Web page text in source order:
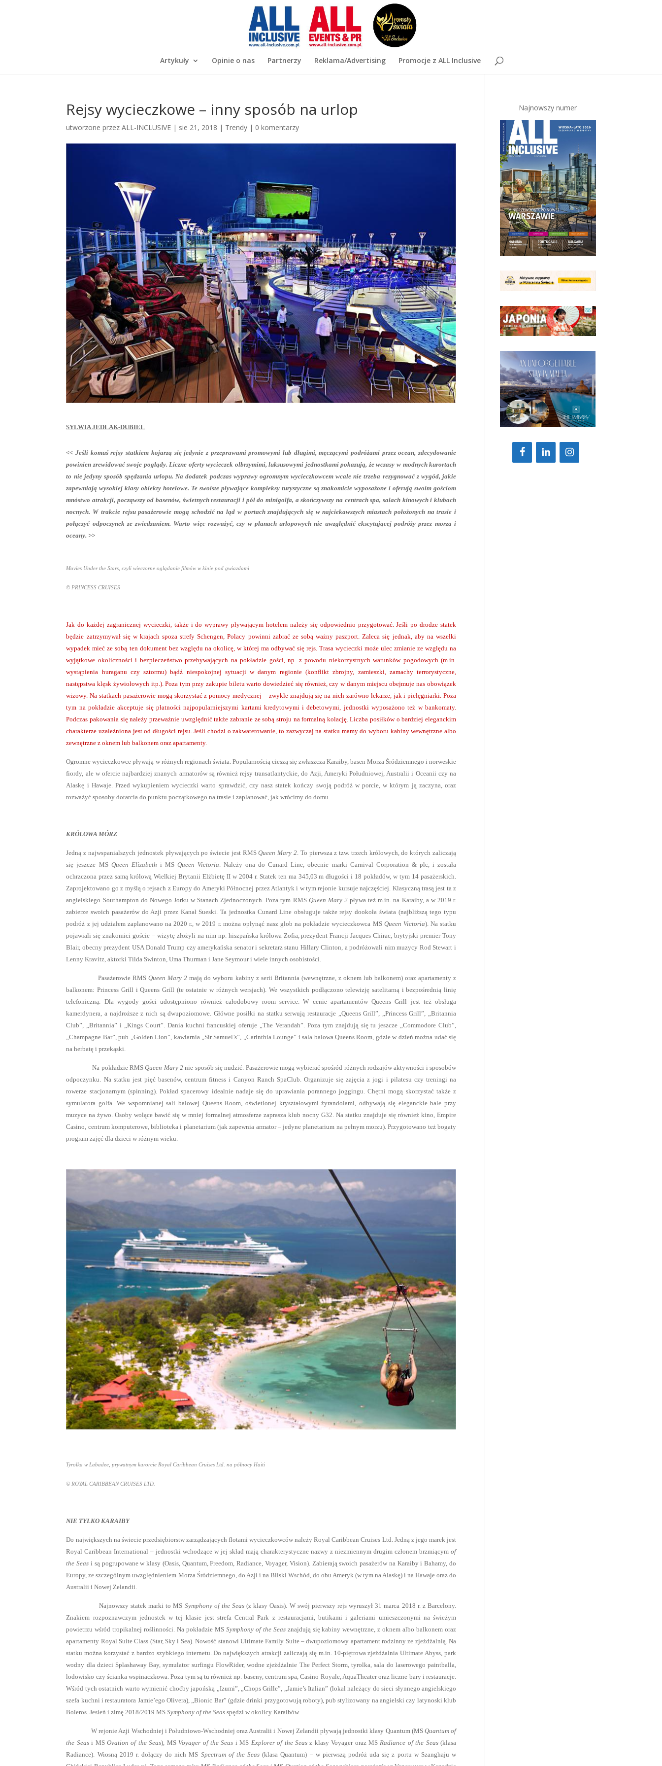
Artykuły Opinie o nas Partnerzy Reklama/Advertising Promocje z ALL Inclusive
Rejsy wycieczkowe – inny sposób na urlop
utworzone przezALL-INCLUSIVE | sie 21, 2018 | Trendy | 0 komentarzy
SYLWIA JEDLAK-DUBIEL
<< Jeśli komuś rejsy statkiem kojarzą się jedynie z przeprawami promowymi lub długimi, męczącymi podróżami przez ocean, zdecydowanie
powinien zrewidować swoje poglądy. Liczne oferty wycieczek olbrzymimi, luksusowymi jednostkami pokazują, że wczasy w modnych kurortach
to nie jedyny sposób spędzania urlopu. Na dodatek podczas wyprawy ogromnym wycieczkowcem wcale nie trzeba rezygnować z wygód, jakie
zapewniają wysokiej klasy obiekty hotelowe. Te swoiste pływające kompleksy turystyczne są znakomicie wyposażone i oferują swoim gościom
mnóstwo atrakcji, począwszy od basenów, świetnych restauracji i pól do minigolfa, a skończywszy na centrach spa, salach kinowych i klubach
nocnych. W trakcie rejsu pasażerowie mogą schodzić na ląd w portach znajdujących się w najciekawszych miastach położonych na trasie i
połączyć odpoczynek ze zwiedzaniem. Warto więc rozważyć, czy w planach urlopowych nie uwzględnić ekscytującej podróży przez morza i
oceany. >>
Movies Under the Stars, czyli wieczorne oglądanie filmów w kinie pod gwiazdami
© PRINCESS CRUISES
Jak do każdej zagranicznej wycieczki, także i do wyprawy pływającym hotelem należy się odpowiednio przygotować. Jeśli po drodze statek
będzie zatrzymywał się w krajach spoza strefy Schengen, Polacy powinni zabrać ze sobą ważny paszport. Zaleca się jednak, aby na wszelki
wypadek mieć ze sobą ten dokument bez względu na okolicę, w której ma odbywać się rejs. Trasa wycieczki może ulec zmianie ze względu na
wyjątkowe okoliczności i bezpieczeństwo przebywających na pokładzie gości, np. z powodu niekorzystnych warunków pogodowych (m.in.
wystąpienia huraganu czy sztormu) bądź niespokojnej sytuacji w danym regionie (konflikt zbrojny, zamieszki, zamachy terrorystyczne,
następstwa klęsk żywiołowych itp.). Poza tym przy zakupie biletu warto dowiedzieć się również, czy w danym miejscu obejmuje nas obowiązek
wizowy. Na statkach pasażerowie mogą skorzystać z pomocy medycznej – zwykle znajdują się na nich zarówno lekarze, jak i pielęgniarki. Poza
tym na pokładzie akceptuje się płatności najpopularniejszymi kartami kredytowymi i debetowymi, jednostki wyposażono też w bankomaty.
Podczas pakowania się należy przeważnie uwzględnić także zabranie ze sobą stroju na formalną kolację. Liczba posiłków o bardziej eleganckim
charakterze uzależniona jest od długości rejsu. Jeśli chodzi o zakwaterowanie, to zazwyczaj na statku mamy do wyboru kabiny wewnętrzne albo
zewnętrzne z oknem lub balkonem oraz apartamenty.
Ogromne wycieczkowce pływają w różnych regionach świata. Popularnością cieszą się zwłaszcza Karaiby, basen Morza Śródziemnego i norweskie
fiordy, ale w ofercie najbardziej znanych armatorów są również rejsy transatlantyckie, do Azji, Ameryki Południowej, Australii i Oceanii czy na
Alaskę i Hawaje. Przed wykupieniem wycieczki warto sprawdzić, czy nasz statek kończy swoją podróż w porcie, w którym ją zaczyna, oraz
rozważyć sposoby dotarcia do punktu początkowego na trasie i zaplanować, jak wrócimy do domu.
KRÓLOWA MÓRZ
Jedną z najwspanialszych jednostek pływających po świecie jest RMSQueen Mary 2. To pierwsza z tzw. trzech królowych, do których zaliczają
się jeszcze MS Queen Elizabeth i MS Queen Victoria. Należy ona do Cunard Line, obecnie marki Carnival Corporation & plc, i została
ochrzczona przez samą królową Wielkiej Brytanii Elżbietę II w 2004 r. Statek ten ma 345,03 m długości i 18 pokładów, w tym 14 pasażerskich.
Zaprojektowano go z myślą o rejsach z Europy do Ameryki Północnej przez Atlantyk i w tym rejonie kursuje najczęściej. Klasyczną trasą jest ta z
angielskiego Southampton do Nowego Jorku w Stanach Zjednoczonych. Poza tym RMS Queen Mary 2 pływa też m.in. na Karaiby, a w 2019 r.
zabierze swoich pasażerów do Azji przez Kanał Sueski. Ta jednostka Cunard Line obsługuje także rejsy dookoła świata (najbliższą tego typu
podróż z jej udziałem zaplanowano na 2020 r., w 2019 r. można opłynąć nasz glob na pokładzie wycieczkowca MS Queen Victoria). Na statku
pojawiali się znakomici goście – wizytę złożyli na nim np. hiszpańska królowa Zofia, prezydent Francji Jacques Chirac, brytyjski premier Tony
Blair, obecny prezydent USA Donald Trump czy amerykańska senator i sekretarz stanu Hillary Clinton, a podróżowali nim muzycy Rod Stewart i
Lenny Kravitz, aktorki Tilda Swinton, Uma Thurman i Jane Seymour i wiele innych osobistości.
Pasażerowie RMSQueen Mary 2mają do wyboru kabiny z serii Britannia (wewnętrzne, z oknem lub balkonem) oraz apartamenty z
balkonem: Princess Grill i Queens Grill (te ostatnie w różnych wersjach). We wszystkich podłączono telewizję satelitarną i bezpośrednią linię
telefoniczną. Dla wygody gości udostępniono również całodobowy room service. W cenie apartamentów Queens Grill jest też obsługa
kamerdynera, a najdroższe z nich są dwupoziomowe. Główne posiłki na statku serwują restauracje „Queens Grill”, „Princess Grill”, „Britannia
Club”, „Britannia” i „Kings Court”. Dania kuchni francuskiej oferuje „The Verandah”. Poza tym znajdują się tu jeszcze „Commodore Club”,
„Champagne Bar”, pub „Golden Lion”, kawiarnia „Sir Samuel’s”, „Carinthia Lounge” i sala balowa Queens Room, gdzie w dzień można udać się
na herbatę i przekąski.
Na pokładzie RMSQueen Mary 2 nie sposób się nudzić. Pasażerowie mogą wybierać spośród różnych rodzajów aktywności i sposobów
odpoczynku. Na statku jest pięć basenów, centrum fitness i Canyon Ranch SpaClub. Organizuje się zajęcia z jogi i pilatesu czy treningi na
rowerze stacjonarnym (spinning). Pokład spacerowy idealnie nadaje się do uprawiania porannego joggingu. Chętni mogą skorzystać także z
symulatora golfa. We wspomnianej sali balowej Queens Room, oświetlonej kryształowymi żyrandolami, odbywają się eleganckie bale przy
muzyce na żywo. Osoby wolące bawić się w mniej formalnej atmosferze zaprasza klub nocny G32. Na statku znajduje się również kino, Empire
Casino, centrum komputerowe, biblioteka i planetarium (jak zapewnia armator – jedyne planetarium na pełnym morzu). Przygotowano też bogaty
program zajęć dla dzieci w różnym wieku.
Tyrolka w Labadee, prywatnym kurorcie Royal Caribbean Cruises Ltd. na północy Haiti
© ROYAL CARIBBEAN CRUISES LTD.
NIE TYLKO KARAIBY
Do największych na świecie przedsiębiorstw zarządzających flotami wycieczkowców należy Royal Caribbean Cruises Ltd. Jedną z jego marek jest
Royal Caribbean International – jednostki wchodzące w jej skład mają charakterystyczne nazwy z niezmiennym drugim członem brzmiącymof
the Seas i są pogrupowane w klasy (Oasis, Quantum, Freedom, Radiance, Voyager, Vision). Zabierają swoich pasażerów na Karaiby i Bahamy, do
Europy, ze szczególnym uwzględnieniem Morza Śródziemnego, do Azji i na Bliski Wschód, do obu Ameryk (w tym na Alaskę) i na Hawaje oraz do
Australii i Nowej Zelandii.
Najnowszy statek marki to MS Symphony of the Seas(z klasy Oasis). W swój pierwszy rejs wyruszył 31 marca 2018 r. z Barcelony.
Znakiem rozpoznawczym jednostek w tej klasie jest strefa Central Park z restauracjami, butikami i galeriami umieszczonymi na świeżym
powietrzu wśród tropikalnej roślinności. Na pokładzie MS Symphony of the Seasznajdują się kabiny wewnętrzne, z oknem albo balkonem oraz
apartamenty Royal Suite Class (Star, Sky i Sea). Nowość stanowi Ultimate Family Suite – dwupoziomowy apartament rodzinny ze zjeżdżalnią. Na
statku można korzystać z bardzo szybkiego internetu. Do największych atrakcji zaliczają się m.in. 10-piętrowa zjeżdżalnia Ultimate Abyss, park
wodny dla dzieci Splashaway Bay, symulator surfingu FlowRider, wodne zjeżdżalnie The Perfect Storm, tyrolka, sala do laserowego paintballa,
lodowisko czy ścianka wspinaczkowa. Poza tym są tu również np. baseny, centrum spa, Casino Royale, AquaTheater oraz liczne bary i restauracje.
Wśród tych ostatnich warto wymienić choćby japońską „Izumi”, „Chops Grille”, „Jamie’s Italian” (lokal należący do sieci słynnego angielskiego
szefa kuchni i restauratora Jamie’ego Olivera), „Bionic Bar” (gdzie drinki przygotowują roboty), pub stylizowany na angielski czy latynoski klub
Boleros. Jesień i zimę 2018/2019 MSSymphony of the Seas spędzi w okolicy Karaibów.
W rejonie Azji Wschodniej i Południowo-Wschodniej oraz Australii i Nowej Zelandii pływają jednostki klasy Quantum (MS Quantum of
the Seasi MSOvation of the Seas), MS Voyager of the Seas i MS Explorer of the Seasz klasy Voyager oraz MS Radiance of the Seas(klasa
Radiance). Wiosną 2019 r. dołączy do nich MS Spectrum of the Seas (klasa Quantum) – w pierwszą podróż uda się z portu w Szanghaju w
Najnowszy numer